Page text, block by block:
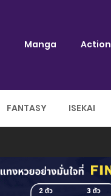
Manga Action
FANTASY ISEKAI